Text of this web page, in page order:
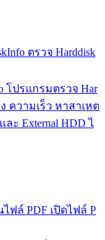
ตรวจ Harddisk
โปรแกรมตรวจ Har
ความเร็ว หาสาเหต
ะ External HDD ไ
ไฟล์ PDF เปิดไฟล์ P